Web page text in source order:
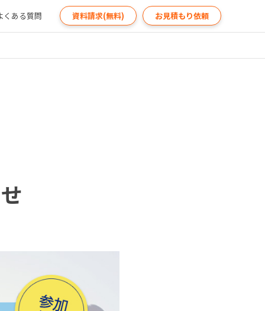
くある質問 資料請求(無料) お見積もり依頼